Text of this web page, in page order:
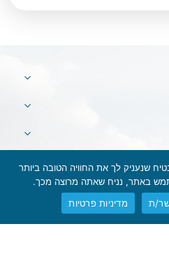
שנעניק לך את החוויה הטובה ביותר
באתר, נניח שאתה מרוצה מכך.
ת מדיניות פרטיות